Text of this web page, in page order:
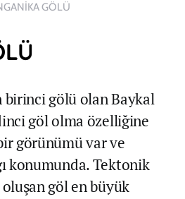
GÖLÜ
birinci gölü olan Baykal
göl olma özelliğine
görünümü var ve
konumunda. Tektonik
göl en büyük